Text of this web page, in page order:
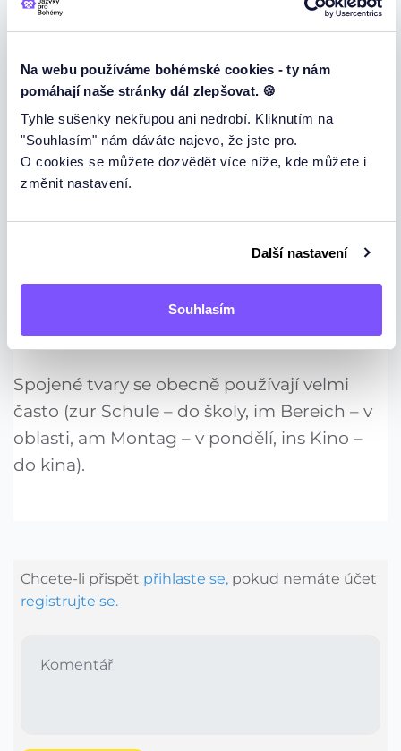
Na webu používáme bohémské cookies - ty nám
pomáhají naše stránky dál zlepšovat. 🍪
Tyhle sušenky nekřupou ani nedrobí. Kliknutím na
"Souhlasím" nám dáváte najevo, že jste pro.
O cookies se můžete dozvědět více níže, kde můžete i
změnit nastavení.
Další nastavení
Souhlasím
Závěr
Některá taková spojení jsou v jazyce tak
pevně zakořeněnaa nelze je zpět rozdělit.
Př.ambesten(nejlépe) - v tomto
případě nelze použít formu an dem
data se používá pouze tato forma
Spojené tvary se obecně používají velmi
často (zur Schule – do školy, im Bereich – v
oblasti, am Montag – v pondělí, ins Kino –
do kina).
Chcete-li přispět přihlaste se, pokud nemáte účet
registrujte se.